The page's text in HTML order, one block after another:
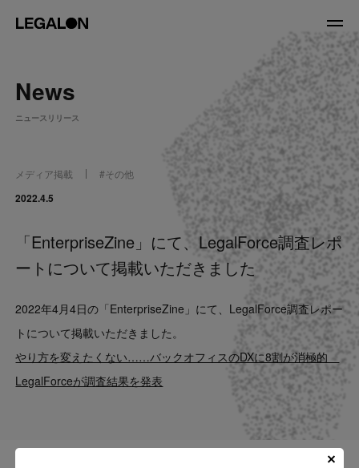
About
役員紹介
Service
News
LegalOn Now
Contact
News
ニュースリリース
メディア掲載 #その他
2022.4.5
「EnterpriseZine」にて、LegalForce調査レポ
ートについて掲載いただきました
2022年4月4日の「EnterpriseZine」にて、LegalForce調査レポー
トについて掲載いただきました。
やり方を変えたくない……バックオフィスのDXに8割が消極的
LegalForceが調査結果を発表